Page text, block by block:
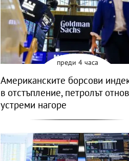
преди 4 часа
Американските борсови
в отстъпление, петролът
устреми нагоре